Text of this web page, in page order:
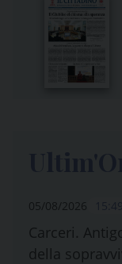
05/08/2026
Carceri.
della